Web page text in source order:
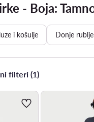
- Boja:
i košulje Donje rublje
filteri (1)